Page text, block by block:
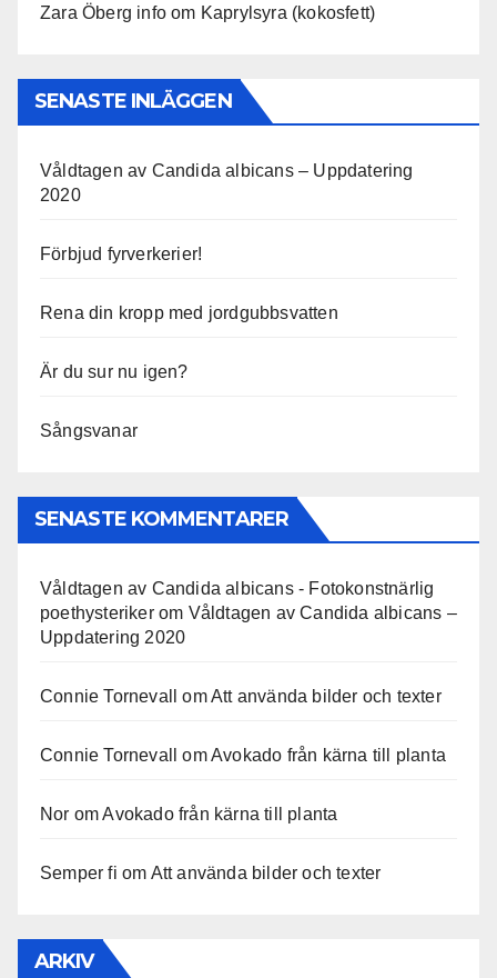
Zara Öberg info om Kaprylsyra (kokosfett)
SENASTE INLÄGGEN
Våldtagen av Candida albicans – Uppdatering
2020
Förbjud fyrverkerier!
Rena din kropp med jordgubbsvatten
Är du sur nu igen?
Sångsvanar
SENASTE KOMMENTARER
Våldtagen av Candida albicans - Fotokonstnärlig
poethysterikerom Våldtagen av Candida albicans –
Uppdatering 2020
Connie Tornevall omAtt använda bilder och texter
Connie Tornevall omAvokado från kärna till planta
Nor omAvokado från kärna till planta
Semper fi om Att använda bilder och texter
ARKIV